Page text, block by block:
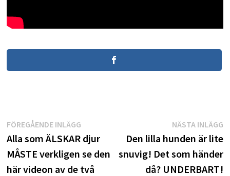
Inläggsnavigering
FÖREGÅENDE INLÄGGFöregående
inlägg:
Alla som ÄLSKAR djur
MÅSTE verkligen se den
här videon av de två
NÄSTA INLÄGG
Den lilla hunden är lite
snuvig! Det som händer
då? UNDERBART!